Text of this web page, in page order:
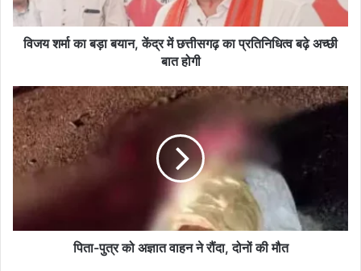
छत्तीसगढ़
का
प्रतिनिधित्व
बात
होगी
विजय शर्मा का बड़ा बयान, केंद्र में छत्तीसगढ़ का प्रतिनिधित्व बढ़े अच्छी
बात होगी
पिता-
पुत्र
को
अज्ञात
वाहन
की
पिता-पुत्र को अज्ञात वाहन ने रौंदा, दोनों की मौत